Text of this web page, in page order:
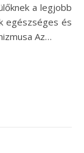
a legjobb
egészséges és
Az…